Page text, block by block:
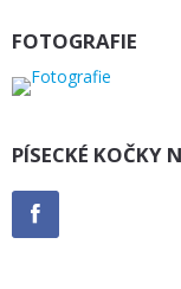
FOTOGRAFIE
PÍSECKÉ KOČKY